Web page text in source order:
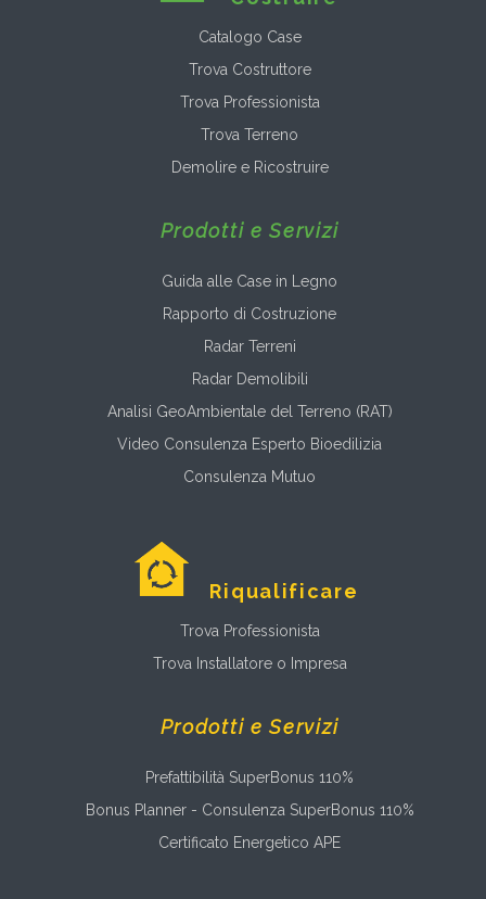
Catalogo Case
Trova Costruttore
Trova Professionista
Trova Terreno
Demolire e Ricostruire
Prodotti e Servizi
Guida alle Case in Legno
Rapporto di Costruzione
Radar Terreni
Radar Demolibili
Analisi GeoAmbientale del Terreno (RAT)
Video Consulenza Esperto Bioedilizia
Consulenza Mutuo
Riqualificare
Trova Professionista
Trova Installatore o Impresa
Prodotti e Servizi
Prefattibilità SuperBonus 110%
Bonus Planner - Consulenza SuperBonus 110%
Certificato Energetico APE